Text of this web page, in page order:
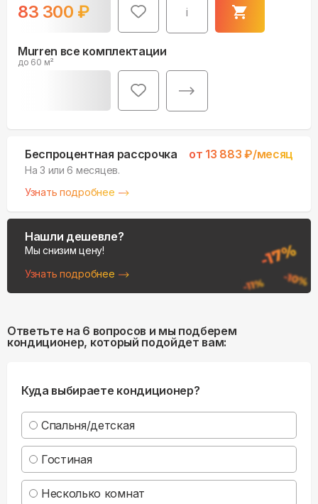
83 300 ₽ i
Murren все комплектации
до 60 м²
Беспроцентная рассрочка от 13 883 ₽/месяц
На 3 или 6 месяцев.
Узнать подробнее
Нашли дешевле?
Мы снизим цену!
Узнать подробнее
Ответьте на 6 вопросов и мы подберем
кондиционер, который подойдет вам:
Куда выбираете кондиционер?
Спальня/детская
Гостиная
Несколько комнат